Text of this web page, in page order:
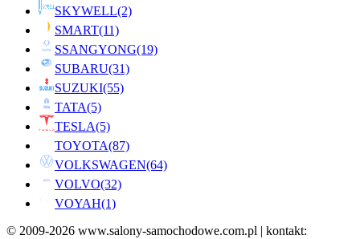
SKYWELL(2)
SMART(11)
SSANGYONG(19)
SUBARU(31)
SUZUKI(55)
TATA(5)
TESLA(5)
TOYOTA(87)
VOLKSWAGEN(64)
VOLVO(32)
VOYAH(1)
© 2009-2026 www.salony-samochodowe.com.pl | kontakt: